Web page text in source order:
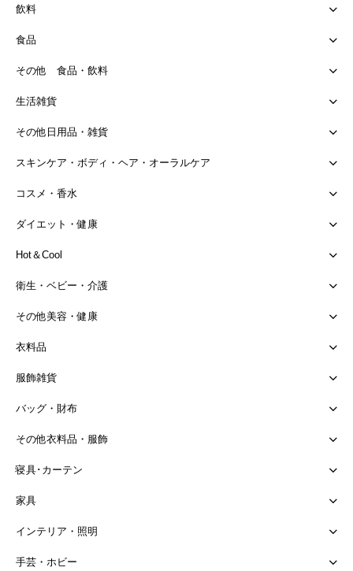
飲料
食品
その他 食品・飲料
生活雑貨
その他日用品・雑貨
スキンケア・ボディ・ヘア・オーラルケア
コスメ・香水
ダイエット・健康
Hot＆Cool
衛生・ベビー・介護
その他美容・健康
衣料品
服飾雑貨
バッグ・財布
その他衣料品・服飾
寝具･カーテン
家具
インテリア・照明
手芸・ホビー